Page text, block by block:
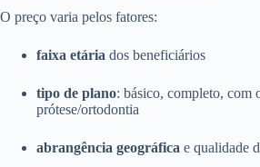
O preço varia pelos fatores:
faixa etária dos beneficiários
tipo de plano: básico, completo, com
prótese/ortodontia
abrangência geográfica e qualidade